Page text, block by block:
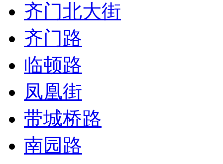
齐门北大街
齐门路
临顿路
凤凰街
带城桥路
南园路